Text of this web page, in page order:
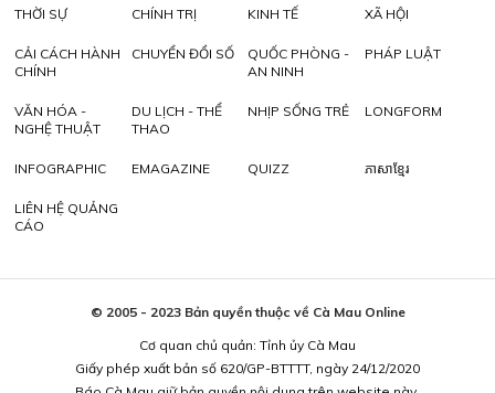
THỜI SỰ CHÍNH TRỊ KINH TẾ XÃ HỘI
CẢI CÁCH HÀNH
CHÍNH
CHUYỂN ĐỔI SỐ
QUỐC PHÒNG -
AN NINH
PHÁP LUẬT
VĂN HÓA -
NGHỆ THUẬT
DU LỊCH - THỂ
THAO
NHỊP SỐNG TRẺ LONGFORM
INFOGRAPHIC EMAGAZINE QUIZZ ភាសាខ្មែរ
LIÊN HỆ QUẢNG
CÁO
© 2005 - 2023 Bản quyền thuộc về Cà Mau Online
Cơ quan chủ quản: Tỉnh ủy Cà Mau
Giấy phép xuất bản số 620/GP-BTTTT, ngày 24/12/2020